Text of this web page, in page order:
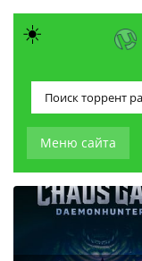
Меню сайта
☀️